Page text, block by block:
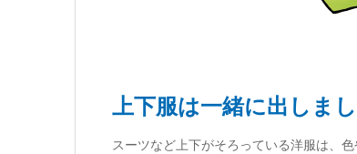
上下服は一緒に出しま
スーツなど上下がそろっている洋服は、